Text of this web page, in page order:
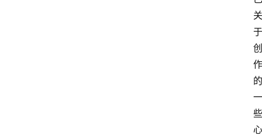
关
于
创
作
的
一
些
心